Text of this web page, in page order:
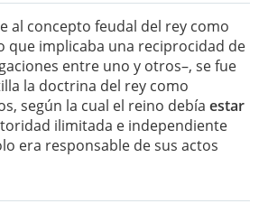
al concepto feudal del rey como
que implicaba una reciprocidad de
entre uno y otros–, se fue
la doctrina del rey como
según la cual el reino debía estar
ilimitada e independiente
era responsable de sus actos